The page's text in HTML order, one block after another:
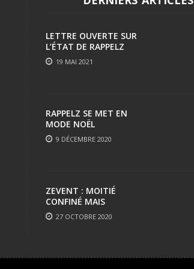
LETTRE OUVERTE SUR
L’ÉTAT DE RAPPELZ
19 MAI 2021
RAPPELZ SE MET EN
MODE NOËL
9 DÉCEMBRE 2020
ZEVENT : MOITIÉ
CONFINÉ MAIS
TOUJOURS AUSSI FUN
27 OCTOBRE 2020